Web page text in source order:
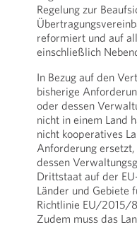
Regelung zur
reformiert und auf
einschließlich
In Bezug auf den
bisherige
oder dessen
nicht in einem Land
nicht kooperatives
Anforderung
dessen
Drittstaat auf der
Länder und Gebiete
Richtlinie EU/2015/
Zudem muss das